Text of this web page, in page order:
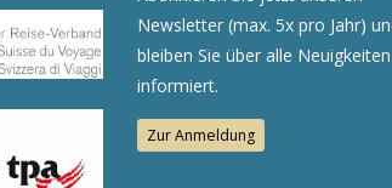
Newsletter (max. 5x pro Jahr)
bleiben Sie über alle Neuigkeiten
informiert.
Zur Anmeldung